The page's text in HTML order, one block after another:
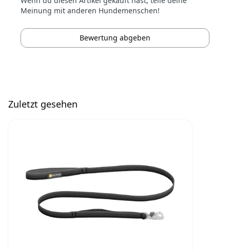
Meinung mit anderen Hundemenschen!
Bewertung abgeben
Zuletzt gesehen